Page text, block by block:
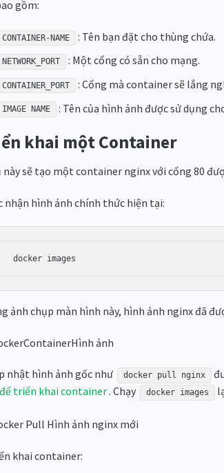
gồm:
CONTAINER-NAME : Tên bạn đặt cho thùng chứa.
NETWORK_PORT : Một cổng có sẵn cho mạng.
CONTAINER_PORT : Cổng mà container sẽ lắng
IMAGE NAME : Tên của hình ảnh được sử dụng
khai một Container
này sẽ tạo một container nginx với cổng 80
nhận hình ảnh chính thức hiện tại:
docker images
ảnh chụp màn hình này, hình ảnh nginx đã
nhật hình ảnh gốc như docker pull nginx
triển khai container. Chạy docker images
khai container: